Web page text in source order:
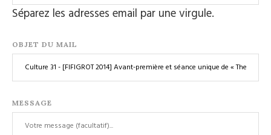
Séparez les adresses email par une virgule.
OBJET DU MAIL
MESSAGE